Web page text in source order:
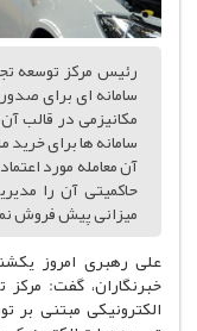
رئیس مرکز توسعه
سامانه ای برای
مکانیزمی در قالب
سامانه ها برای خرید
آن معامله مورد
حاکمیتی آن را
میزانی پیش فروش
خبرنگاران، گفت:
الکترونیکی مبتنی بر